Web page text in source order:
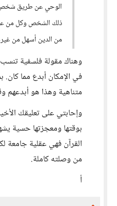
الوحي عن طريق شخص
ذلك الشخص وكل من
من الدين أسهل من
وهناك مقولة فلسفية تنسب
في الإمكان أبدع مما كان.
متناهية وهذا هو أبدعهم
وإحابتي على تعليقك
بوقتها ومعجزتها حسية
القرآن فهي عقلية
من وصلته كاملة.
أ